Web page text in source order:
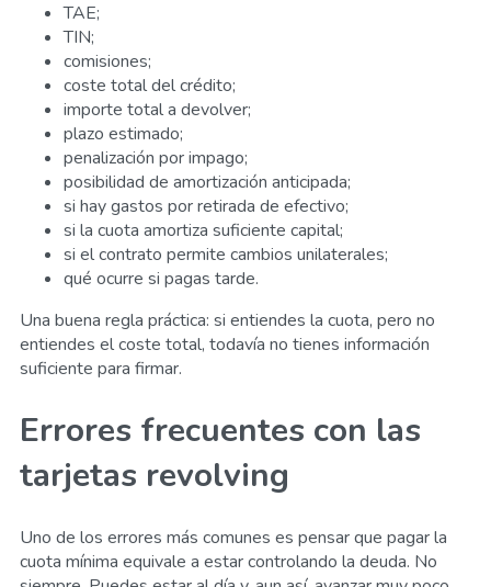
TAE;
TIN;
comisiones;
coste total del crédito;
importe total a devolver;
plazo estimado;
penalización por impago;
posibilidad de amortización anticipada;
si hay gastos por retirada de efectivo;
si la cuota amortiza suficiente capital;
si el contrato permite cambios unilaterales;
qué ocurre si pagas tarde.
Una buena regla práctica: si entiendes la cuota, pero no
entiendes el coste total, todavía no tienes información
suficiente para firmar.
Errores frecuentes con las
tarjetas revolving
Uno de los errores más comunes es pensar que pagar la
cuota mínima equivale a estar controlando la deuda. No